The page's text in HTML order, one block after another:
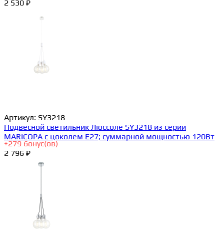
2 530 ₽
Артикул: SY3218
Подвесной светильник Люссоле SY3218 из серии
MARICOPA с цоколем E27; суммарной мощностью 120Вт
+279 бонус(ов)
2 796 ₽